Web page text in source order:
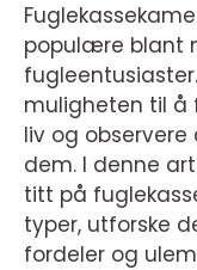
populære blant
muligheten til å
liv og
dem. I denne
titt på
typer, utforske
fordeler og